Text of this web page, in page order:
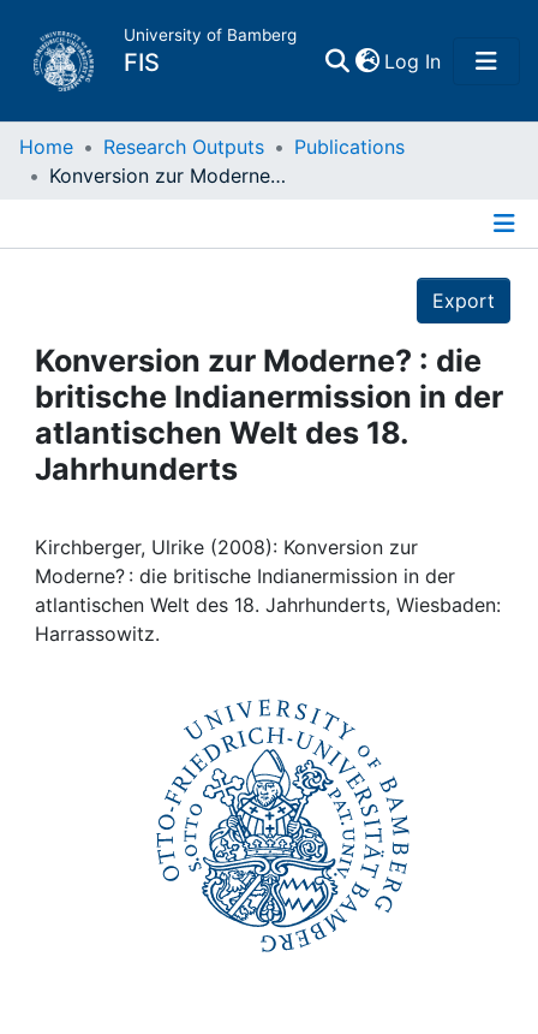
University of Bamberg
FIS Log In(current)
Home
Projects
People
Institutions
Awards
My FIS
Home Research Outputs
Publications
Konversion zur Moderne? : die britische Indianermission in der atlantischen Welt des 18. Jahrhunderts
Export
Konversion zur Moderne? : die
britische Indianermission in der
atlantischen Welt des 18.
Jahrhunderts
Kirchberger, Ulrike (2008): Konversion zur
Moderne? : die britische Indianermission in der
atlantischen Welt des 18. Jahrhunderts, Wiesbaden:
Harrassowitz.